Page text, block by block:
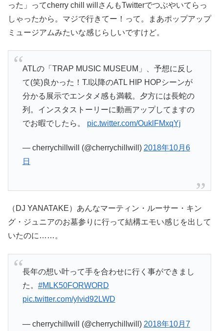
った」ってcherry chill willさんもTwitterでつぶやいてらっ
しゃったから。マジで行きてー！って。まあポップアップ
ミュージアムみたいな感じらしいですけど。
ATLの「TRAP MUSIC MUSEUM」、予想に反し
て(笑)良かった！T.I以降のATL HIP HOPシーンが
分かる展示でエンタメ感も満載。夕方には長蛇の
列。インスタストーリーに動画アップしてますの
でお暇でしたら。 pic.twitter.com/OuklFMxqYj
— cherrychillwill (@cherrychillwill) 2018年10月6
日
（DJ YANATAKE）あんなマーティン・ルーサー・キン
グ・ジュニアのお墓参りに行って結構エモい感じを出して
いたのに……。
長年の想い叶って手を合わせに行く事ができまし
た。 #MLK50FORWORD
pic.twitter.com/ylvid92LWD
— cherrychillwill (@cherrychillwill) 2018年10月7